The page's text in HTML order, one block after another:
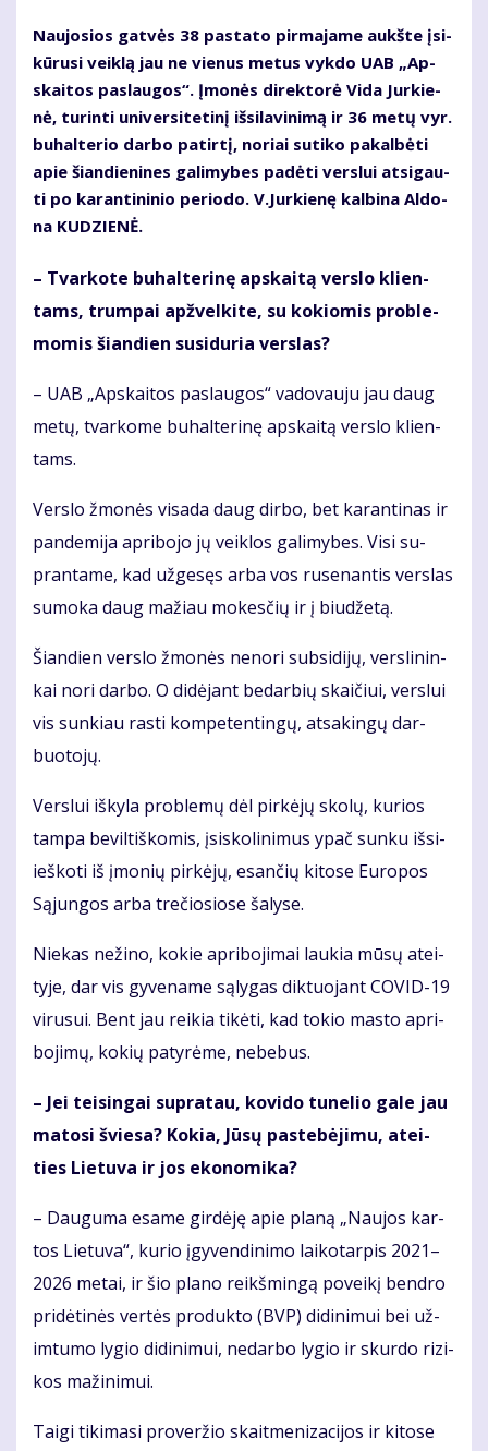
Nau­jo­sios gat­vės 38 pa­sta­to pir­ma­ja­me aukš­te įsi­
kū­ru­si veik­lą jau ne vie­nus me­tus vyk­do UAB „Ap­
skai­tos pa­slau­gos“. Įmo­nės di­rek­to­rė Vi­da Jur­kie­
nė, tu­rin­ti uni­ver­si­te­ti­nį iš­si­la­vi­ni­mą ir 36 me­tų vyr.
bu­hal­te­rio dar­bo pa­tir­tį, no­riai su­ti­ko pa­kal­bė­ti
apie šian­die­ni­nes ga­li­my­bes pa­dė­ti ver­slui at­si­gau­
ti po ka­ran­ti­ni­nio pe­ri­odo. V.Jur­kie­nę kal­bi­na Al­do­
na KU­DZIE­NĖ.
– Tvar­ko­te bu­hal­te­ri­nę ap­skai­tą ver­slo klien­
tams, trum­pai ap­žvel­ki­te, su ko­kio­mis pro­ble­
mo­mis šian­dien su­si­du­ria ver­slas?
– UAB „Ap­skai­tos pa­slau­gos“ va­do­vau­ju jau daug
me­tų, tvar­ko­me bu­hal­te­ri­nę ap­skai­tą ver­slo klien­
tams.
Ver­slo žmo­nės vi­sa­da daug dir­bo, bet ka­ran­ti­nas ir
pan­de­mi­ja ap­ri­bo­jo jų veik­los ga­li­my­bes. Vi­si su­
pran­ta­me, kad už­ge­sęs ar­ba vos ru­se­nan­tis ver­slas
su­mo­ka daug ma­žiau mo­kes­čių ir į biu­dže­tą.
Šian­dien ver­slo žmo­nės ne­no­ri sub­si­di­jų, ver­sli­nin­
kai no­ri dar­bo. O di­dė­jant be­dar­bių skai­čiui, ver­slui
vis sun­kiau ras­ti kom­pe­ten­tin­gų, at­sa­kin­gų dar­
buo­to­jų.
Ver­slui iš­ky­la pro­ble­mų dėl pir­kė­jų sko­lų, ku­rios
tam­pa be­vil­tiš­ko­mis, įsi­sko­li­ni­mus ypač sun­ku iš­si­
ieš­ko­ti iš įmo­nių pir­kė­jų, esan­čių ki­to­se Eu­ro­pos
Są­jun­gos ar­ba tre­čio­sio­se ša­ly­se.
Nie­kas ne­ži­no, ko­kie ap­ri­bo­ji­mai lau­kia mū­sų at­ei­
ty­je, dar vis gy­ve­na­me są­ly­gas dik­tuo­jant CO­VID-19
vi­ru­sui. Bent jau rei­kia ti­kė­ti, kad to­kio mas­to ap­ri­
bo­ji­mų, ko­kių pa­ty­rė­me, ne­be­bus.
– Jei tei­sin­gai su­pra­tau, ko­vi­do tu­ne­lio ga­le jau
ma­to­si švie­sa? Ko­kia, Jū­sų pa­ste­bė­ji­mu, at­ei­
ties Lie­tu­va ir jos eko­no­mi­ka?
– Dau­gu­ma esa­me gir­dė­ję apie pla­ną „Nau­jos kar­
tos Lie­tu­va“, ku­rio įgy­ven­di­ni­mo lai­ko­tar­pis 2021–
2026 me­tai, ir šio pla­no reikš­min­gą po­vei­kį ben­dro
pri­dė­ti­nės ver­tės pro­duk­to (BVP) di­di­ni­mui bei už­
im­tu­mo ly­gio di­di­ni­mui, ne­dar­bo ly­gio ir skur­do ri­zi­
kos ma­ži­ni­mui.
Tai­gi ti­ki­ma­si pro­ver­žio skait­me­ni­za­ci­jos ir ki­to­se